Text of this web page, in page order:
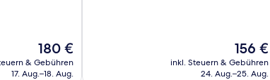
Der
Preis
beträgt
180 €
& Gebühren
17. Aug.–18. Aug.
Der
Preis
beträgt
156 €
inkl. Steuern & Gebühren
24. Aug.–25. Aug.